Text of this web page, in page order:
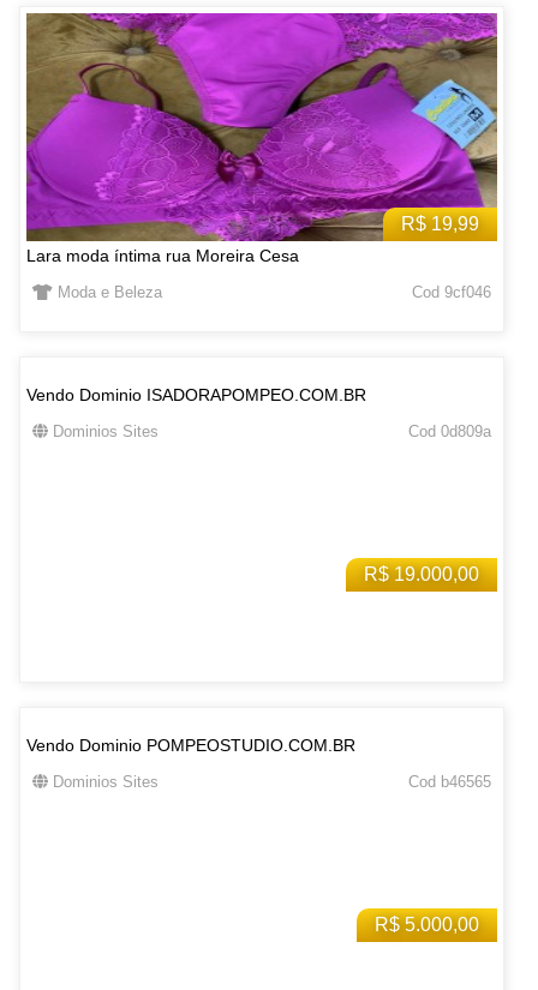
R$ 19,99
Lara moda íntima rua Moreira Cesa
Moda e Beleza Cod 9cf046
R$ 19.000,00
Vendo Dominio ISADORAPOMPEO.COM.BR
Dominios Sites Cod 0d809a
R$ 5.000,00
Vendo Dominio POMPEOSTUDIO.COM.BR
Dominios Sites Cod b46565